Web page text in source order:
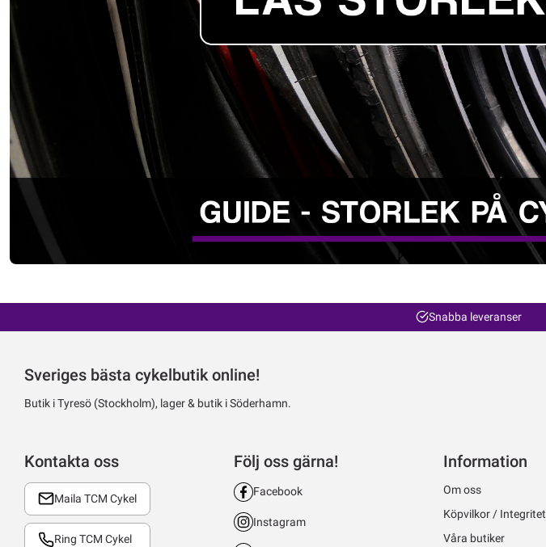
Snabba leveranser
Sveriges bästa cykelbutik online!
Butik i Tyresö (Stockholm), lager & butik i Söderhamn.
Kontakta oss
Maila TCM Cykel
Ring TCM Cykel
Följ oss gärna!
Facebook
Instagram
Information
Om oss
Köpvilkor / Integritet
Våra butiker